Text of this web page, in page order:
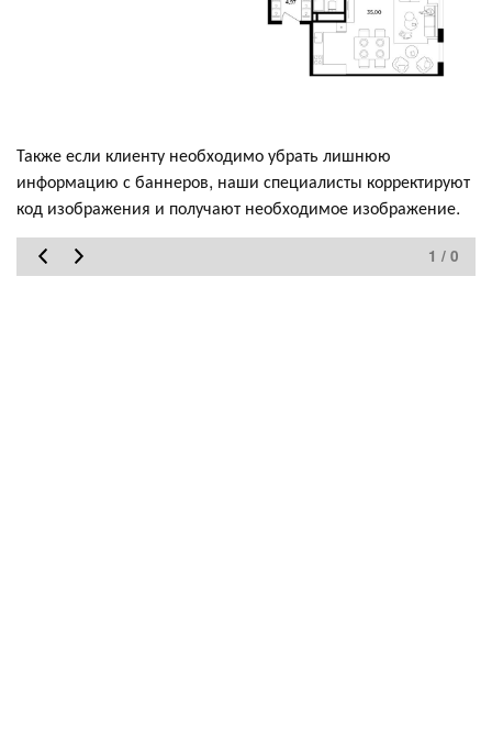
Также если клиенту необходимо убрать лишнюю
информацию с баннеров, наши специалисты корректируют
код изображения и получают необходимое изображение.
1 / 0